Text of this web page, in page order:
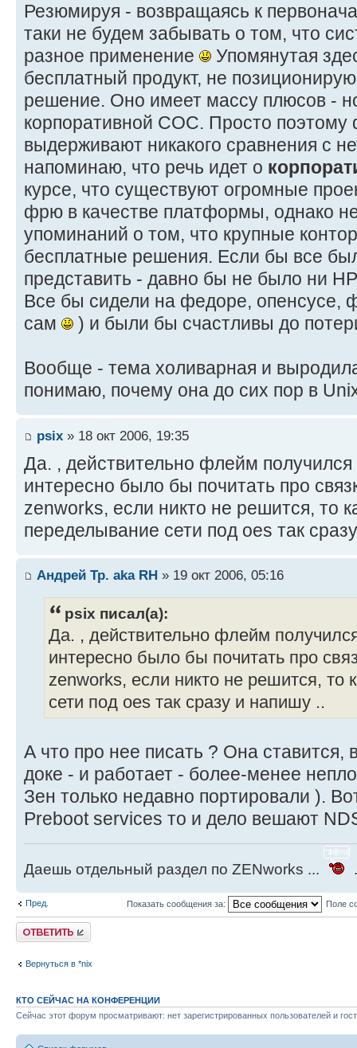
Резюмируя - возвращаясь к
таки не будем забывать о том, что
разное применение
Упомянутая
бесплатный продукт, не
решение. Оно имеет массу плюсов -
корпоративной СОС. Просто
выдерживают никакого сравнения с
напоминаю, что речь идет о
курсе, что существуют огромные
фрю в качестве платформы, однако
упоминаний о том, что крупные
бесплатные решения. Если бы все
представить - давно бы не было ни
Все бы сидели на федоре, опенсусе,
сам
) и были бы счастливы до
Вообще - тема холиварная и
понимаю, почему она до сих пор в
psix » 18 окт 2006, 19:35
Да. , действительно флейм получился
интересно было бы почитать про
zenworks, если никто не решится, то
переделывание сети под oes так
Андрей Тр. aka RH » 19 окт 2006, 05:16
psix писал(а):
Да. , действительно флейм
интересно было бы почитать про
zenworks, если никто не решится, то
сети под oes так сразу и напишу ..
А что про нее писать ? Она ставится,
доке - и работает - более-менее
Зен только недавно портировали ).
Preboot services то и дело вешают
Даешь отдельный раздел по ZENworks ...
Пред. Показать сообщения за: Поле
Ответить
Вернуться в *nix
КТО СЕЙЧАС НА КОНФЕРЕНЦИИ
Сейчас этот форум просматривают: нет зарегистрированных пользователей и